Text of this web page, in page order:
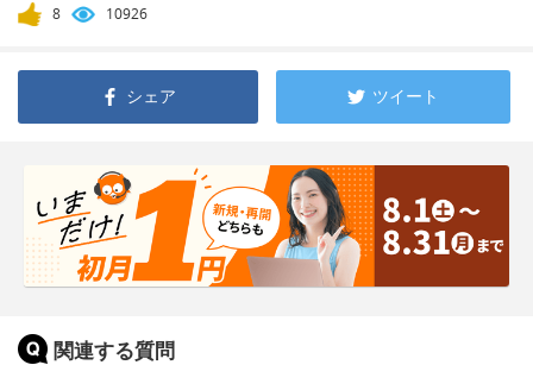
8 10926
シェア ツイート
関連する質問